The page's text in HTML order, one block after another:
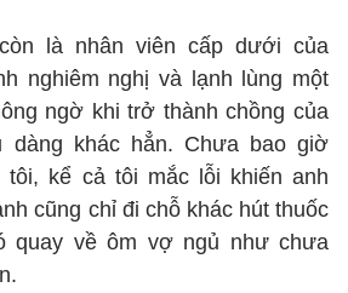
là nhân viên cấp dưới của
nghiêm nghị và lạnh lùng một
ngờ khi trở thành chồng của
khác hẳn. Chưa bao giờ
tôi, kể cả tôi mắc lỗi khiến anh
cũng chỉ đi chỗ khác hút thuốc
quay về ôm vợ ngủ như chưa